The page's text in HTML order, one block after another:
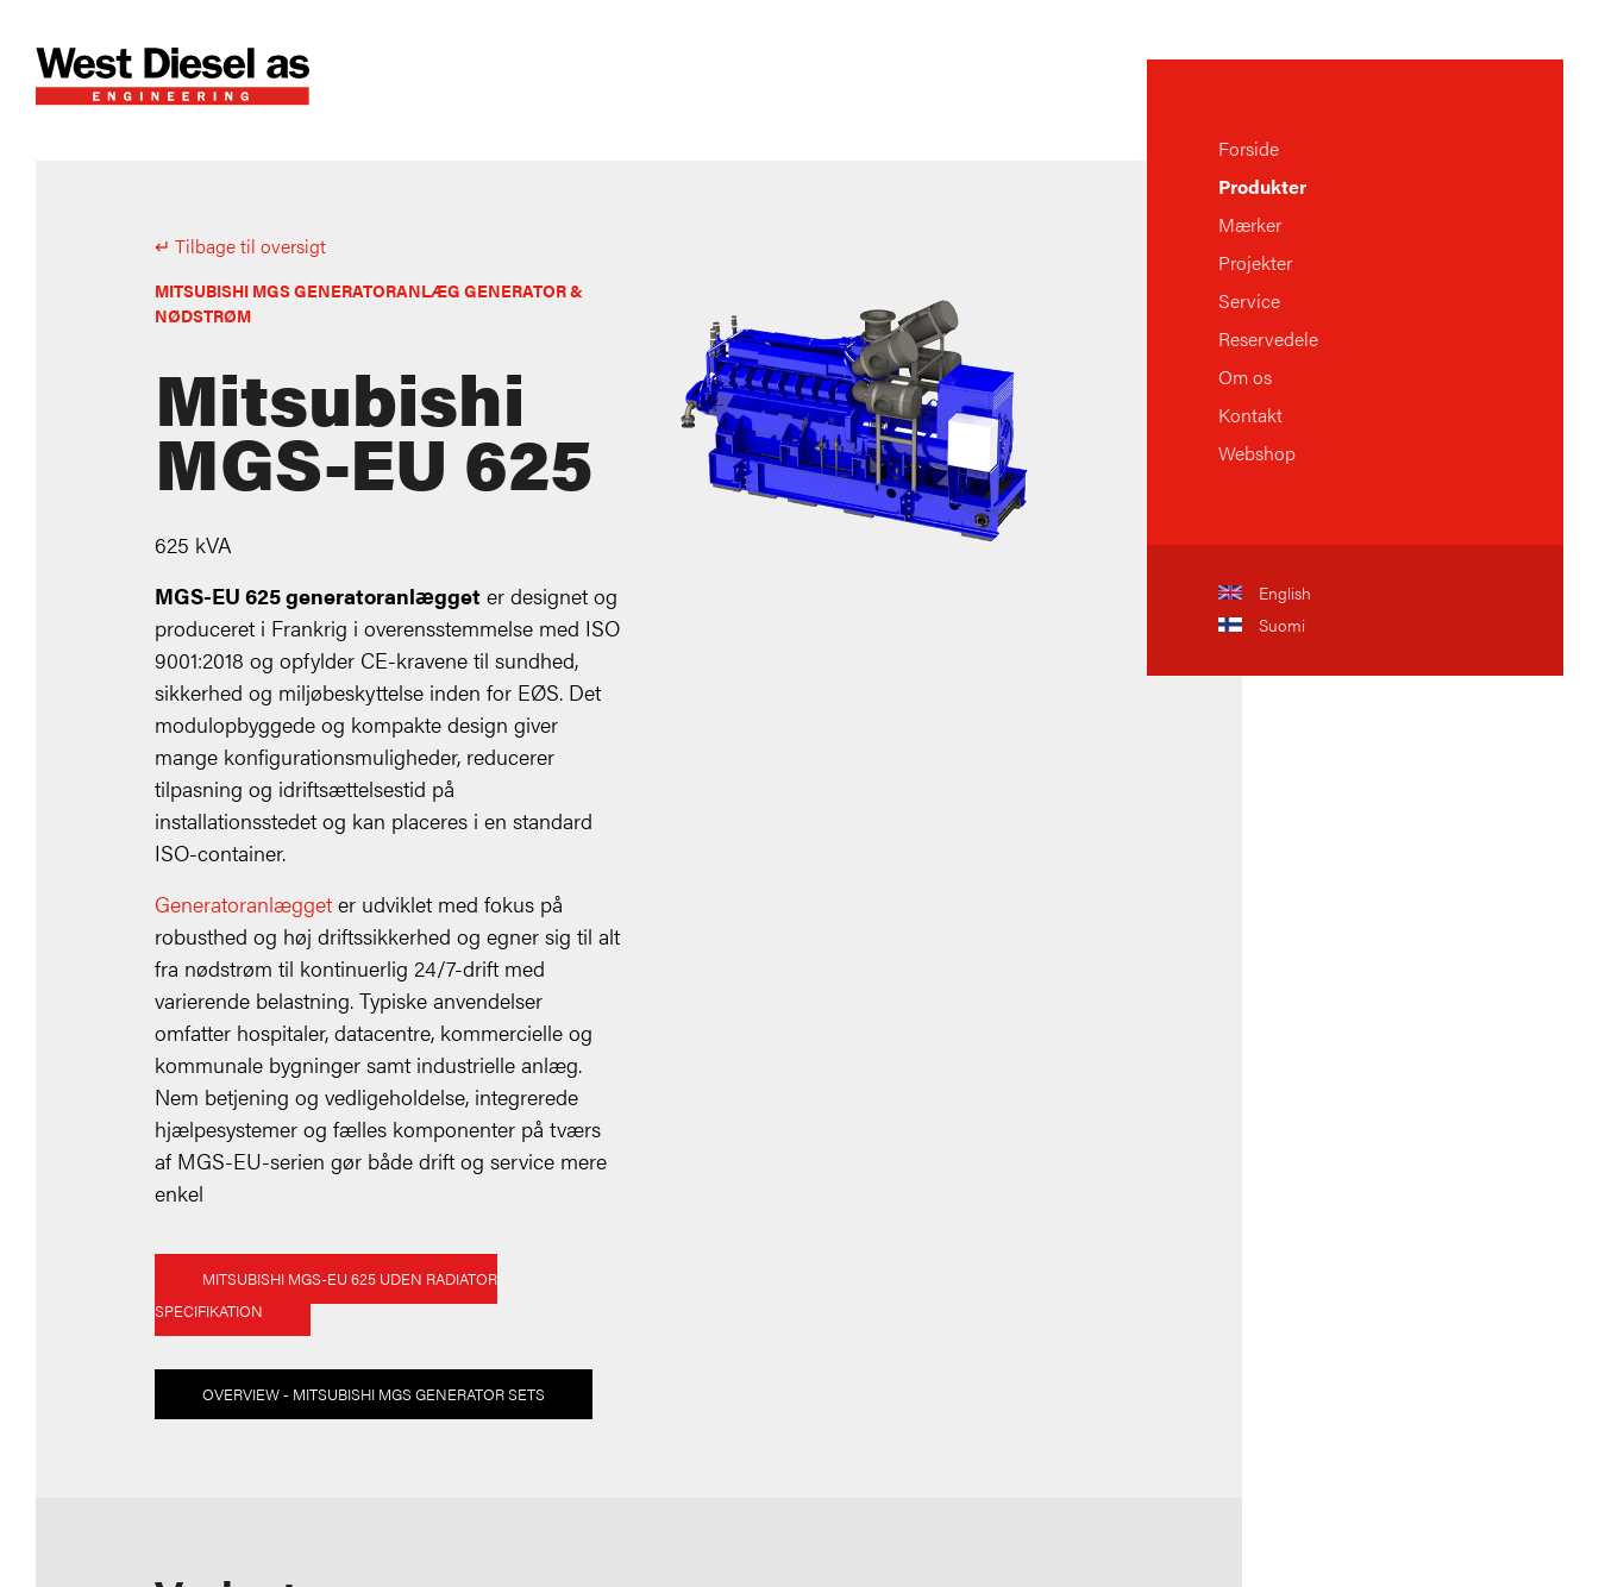
Forside
Produkter
Mærker
Projekter
Service
Reservedele
Om os
Kontakt
Webshop
English
Suomi
↵ Tilbage til oversigt
MITSUBISHI MGS GENERATORANLÆG GENERATOR &
NØDSTRØM
Mitsubishi
MGS-EU 625
625 kVA
MGS-EU 625 generatoranlægget er designet og
produceret i Frankrig i overensstemmelse med ISO
9001:2018 og opfylder CE-kravene til sundhed,
sikkerhed og miljøbeskyttelse inden for EØS. Det
modulopbyggede og kompakte design giver
mange konfigurationsmuligheder, reducerer
tilpasning og idriftsættelsestid på
installationsstedet og kan placeres i en standard
ISO-container.
Generatoranlægget er udviklet med fokus på
robusthed og høj driftssikkerhed og egner sig til alt
fra nødstrøm til kontinuerlig 24/7-drift med
varierende belastning. Typiske anvendelser
omfatter hospitaler, datacentre, kommercielle og
kommunale bygninger samt industrielle anlæg.
Nem betjening og vedligeholdelse, integrerede
hjælpesystemer og fælles komponenter på tværs
af MGS-EU-serien gør både drift og service mere
enkel
MITSUBISHI MGS-EU 625 UDEN RADIATOR
SPECIFIKATION
OVERVIEW - MITSUBISHI MGS GENERATOR SETS